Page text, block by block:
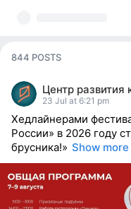
844 POSTS
post pinned
23 Jul at 6:21 pm
Хедлайнерами
России» в 2026 году
брусника!» Show more